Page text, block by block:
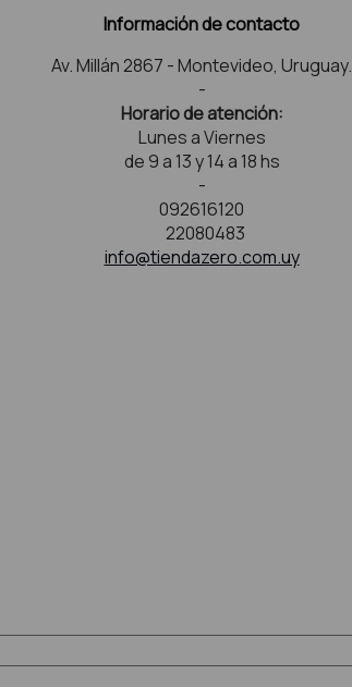
Información de contacto
Av. Millán 2867 - Montevideo, Uruguay.
-
Horario de atención:
Lunes a Viernes
de 9 a 13 y 14 a 18 hs
-
092616120
22080483
info@tiendazero.com.uy